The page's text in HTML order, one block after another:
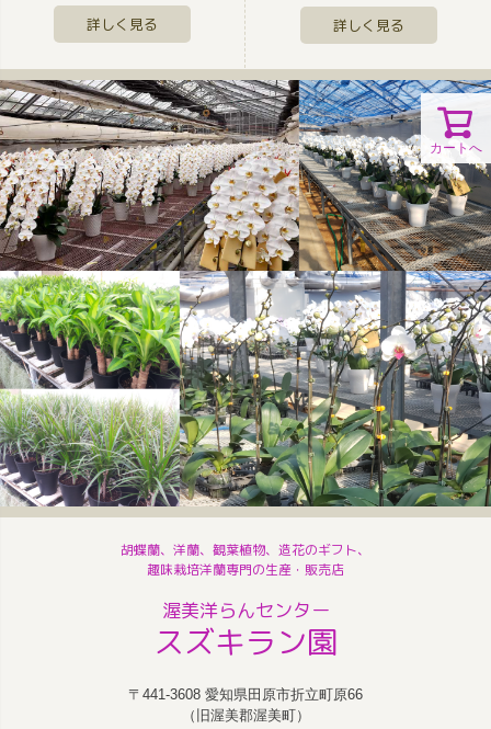
カートへ
詳しく見る 詳しく見る
胡蝶蘭、洋蘭、観葉植物、造花のギフト、
趣味栽培洋蘭専門の生産・販売店
渥美洋らんセンター
スズキラン園
〒441-3608 愛知県田原市折立町原66
（旧渥美郡渥美町）